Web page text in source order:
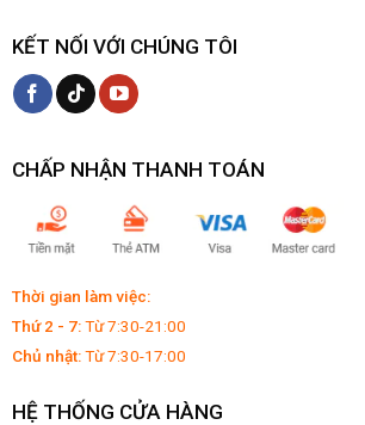
KẾT NỐI VỚI CHÚNG TÔI
CHẤP NHẬN THANH TOÁN
Thời gian làm việc:
Thứ 2 - 7:Từ 7:30-21:00
Chủ nhật:Từ 7:30-17:00
HỆ THỐNG CỬA HÀNG